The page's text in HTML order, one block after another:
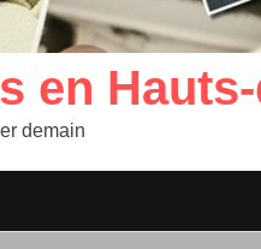
en
demain